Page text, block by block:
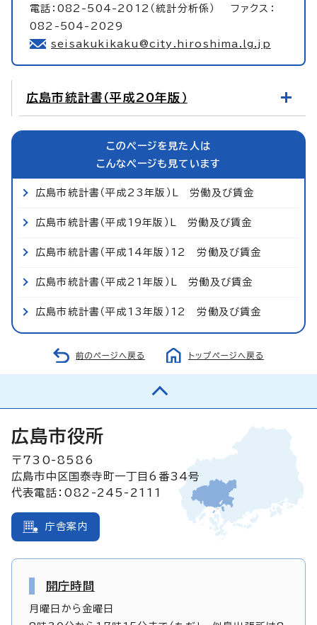
電話：082-504-2012（統計分析係） ファクス：
082-504-2029
seisakukikaku@city.hiroshima.lg.jp
広島市統計書（平成20年版）
このページを見た人は
こんなページも見ています
広島市統計書（平成23年版）L 労働及び賃金
広島市統計書（平成19年版）L 労働及び賃金
広島市統計書（平成14年版）12 労働及び賃金
広島市統計書（平成21年版）L 労働及び賃金
広島市統計書（平成13年版）12 労働及び賃金
前のページへ戻る トップページへ戻る
広島市役所
〒730-8586
広島市中区国泰寺町一丁目6番34号
代表電話：082-245-2111
庁舎案内
開庁時間
月曜日から金曜日